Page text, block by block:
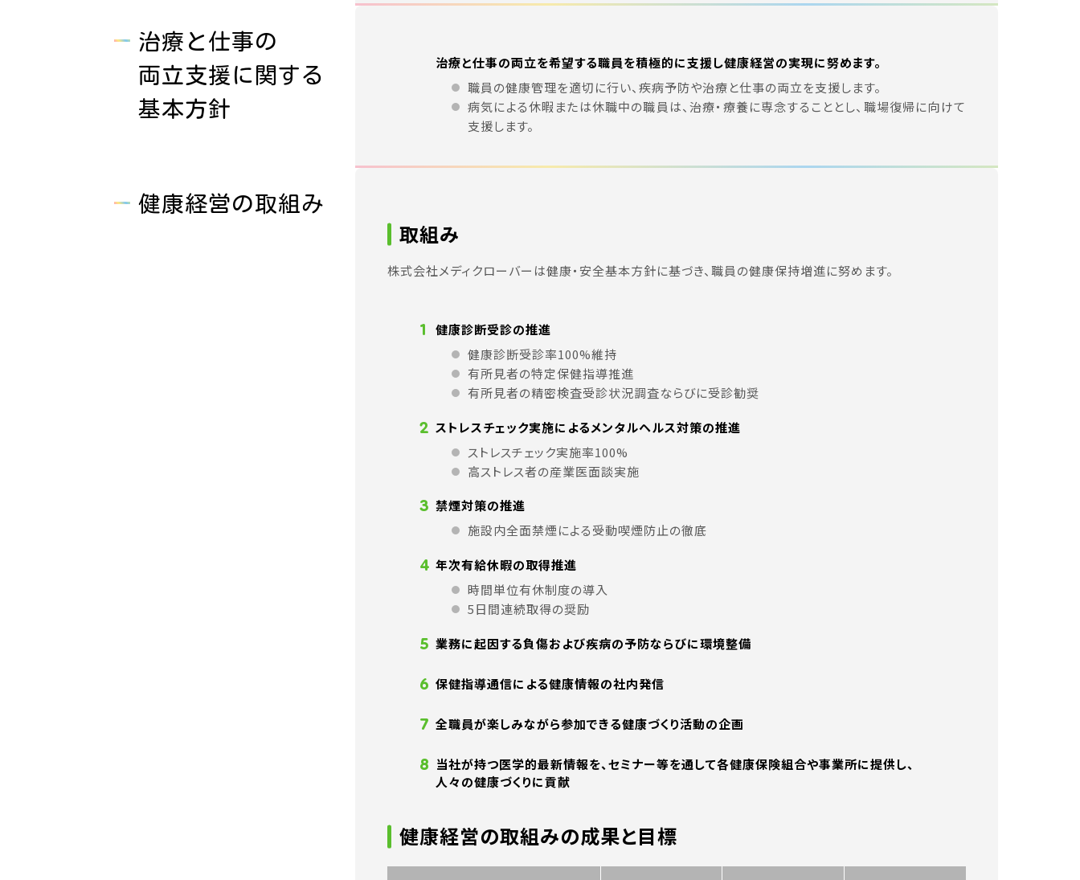
治療と仕事の
両立支援に関する
基本方針
治療と仕事の両立を希望する職員を積極的に支援し健康経営の実現に努めます。
職員の健康管理を適切に行い、疾病予防や治療と仕事の両立を支援します。
病気による休暇または休職中の職員は、治療・療養に専念することとし、職場復帰に向けて
支援します。
健康経営の取組み
取組み
株式会社メディクローバーは健康・安全基本方針に基づき、職員の健康保持増進に努めます。
1
健康診断受診の推進
健康診断受診率100%維持
有所見者の特定保健指導推進
有所見者の精密検査受診状況調査ならびに受診勧奨
2 ストレスチェック実施によるメンタルヘルス対策の推進
ストレスチェック実施率100%
高ストレス者の産業医面談実施
3 禁煙対策の推進
施設内全面禁煙による受動喫煙防止の徹底
4 年次有給休暇の取得推進
時間単位有休制度の導入
5日間連続取得の奨励
5 業務に起因する負傷および疾病の予防ならびに環境整備
6 保健指導通信による健康情報の社内発信
7 全職員が楽しみながら参加できる健康づくり活動の企画
8 当社が持つ医学的最新情報を、セミナー等を通して各健康保険組合や事業所に提供し、
人々の健康づくりに貢献
健康経営の取組みの成果と目標